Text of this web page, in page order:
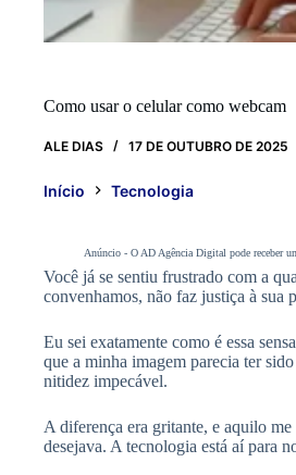
Como usar o celular como webcam
ALE DIAS 17 DE OUTUBRO DE 2025
Início Tecnologia
Anúncio - O AD Agência Digital pode receber
Você já se sentiu frustrado com a
convenhamos, não faz justiça à sua
Eu sei exatamente como é essa
que a minha imagem parecia ter
nitidez impecável.
A diferença era gritante, e aquilo
desejava. A tecnologia está aí para